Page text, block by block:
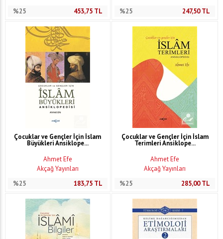
%25
453,75TL
%25
247,50TL
Çocuklar ve Gençler İçin İslam
Büyükleri Ansiklope...
Ahmet Efe
Akçağ Yayınları
%25
183,75TL
Çocuklar ve Gençler İçin İslam
Terimleri Ansiklope...
Ahmet Efe
Akçağ Yayınları
%25
285,00TL